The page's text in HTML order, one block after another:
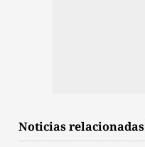
Noticias relacionadas